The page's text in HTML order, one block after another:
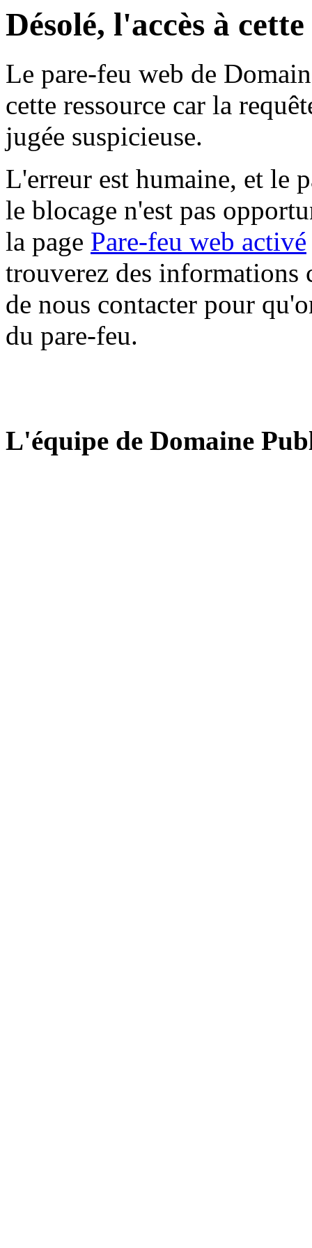
Désolé, l'accès à
Le pare-feu web de
cette ressource car la
jugée suspicieuse.
L'erreur est humaine, et le
le blocage n'est pas
la page Pare-feu web activé
trouverez des informations
de nous contacter pour
du pare-feu.
L'équipe de Domaine